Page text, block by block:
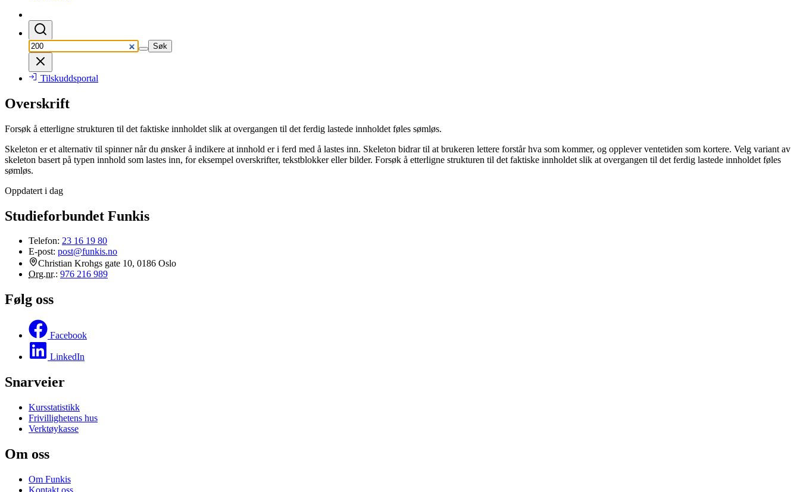
Søk
Tilskuddsportal
Overskrift
Forsøk å etterligne strukturen til det faktiske innholdet slik at overgangen til det ferdig lastede innholdet føles sømløs.
Skeleton er et alternativ til spinner når du ønsker å indikere at innhold er i ferd med å lastes inn. Skeleton bidrar til at brukeren lettere forstår hva som kommer, og opplever ventetiden som kortere. Velg variant av
skeleton basert på typen innhold som lastes inn, for eksempel overskrifter, tekstblokker eller bilder. Forsøk å etterligne strukturen til det faktiske innholdet slik at overgangen til det ferdig lastede innholdet føles
sømløs.
Oppdatert i dag
Studieforbundet Funkis
Telefon: 23 16 19 80
E-post: post@funkis.no
Christian Krohgs gate 10, 0186 Oslo
Org.nr.: 976 216 989
Følg oss
Facebook
LinkedIn
Snarveier
Kursstatistikk
Frivillighetens hus
Verktøykasse
Om oss
Om Funkis
Kontakt oss